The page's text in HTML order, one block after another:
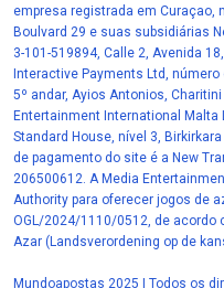
empresa registrada em Curaçao,
Boulvard 29 e suas subsidiárias
3-101-519894, Calle 2, Avenida
Interactive Payments Ltd,
5º andar, Ayios Antonios,
Entertainment International Malta
Standard House, nível 3,
de pagamento do site é a New
206500612. A Media
Authority para oferecer jogos de
OGL/2024/1110/0512, de acordo
Azar (Landsverordening op de
Mundoapostas 2025 | Todos os